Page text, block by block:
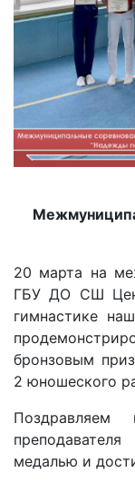
️️️️️20 марта на
ГБУ ДО СШ
гимнастике
бронзовым
2 юношеского
медалью и